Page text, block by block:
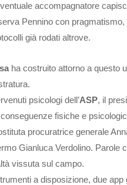
accompagnatore
Pennino con pragmatismo,
già rodati altrove.
ha costruito attorno a questo
psicologi dell’ASP, il
fisiche e
procuratrice generale
Gianluca Verdolino.
vissuta sul campo.
a disposizione, due